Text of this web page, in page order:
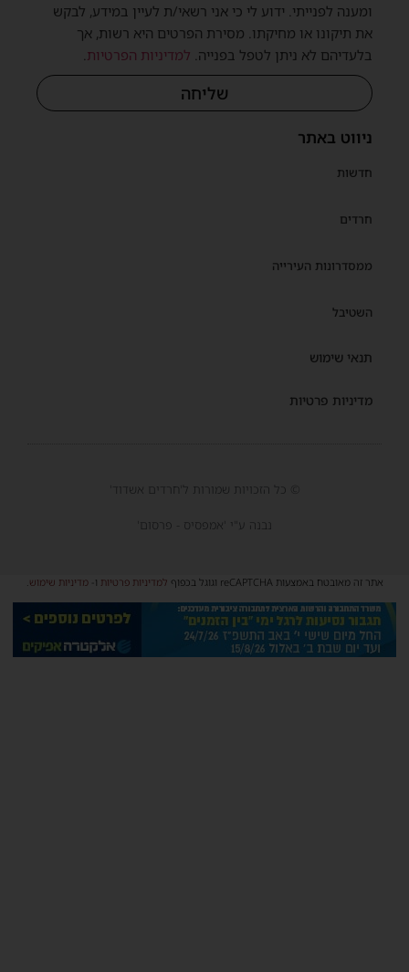
ניווט באתר
חדשות
חרדים
ממסדרונות העירייה
השטיבל
תנאי שימוש
מדיניות פרטיות
ומענה לפנייתי. ידוע לי כי אני רשאי/ת לעיין במידע, לבקש
את תיקונו או מחיקתו. מסירת הפרטים היא רשות, אך
בלעדיהם לא ניתן לטפל בפנייה.למדיניות הפרטיות.
שליחה
© כל הזכויות שמורות ל'חרדים אשדוד'
נבנה ע"י 'אמפסיס - פרסום'
אתר זה מאובטח באמצעות reCAPTCHA וגוגל בכפוף למדיניות פרטיותו-מדיניות שימוש.